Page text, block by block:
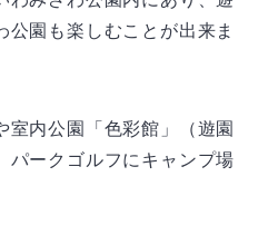
公園も楽しむことが出来ま
室内公園「色彩館」（遊園
パークゴルフにキャンプ場